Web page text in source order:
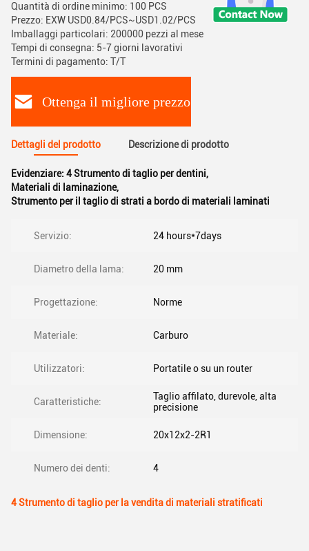
Quantità di ordine minimo: 100 PCS
Prezzo: EXW USD0.84/PCS~USD1.02/PCS
Imballaggi particolari: 200000 pezzi al mese
Tempi di consegna: 5-7 giorni lavorativi
Termini di pagamento: T/T
Ottenga il migliore prezzo
Dettagli del prodotto Descrizione di prodotto
Evidenziare: 4 Strumento di taglio per dentini,
Materiali di laminazione,
Strumento per il taglio di strati a bordo di materiali laminati
Servizio: 24 hours*7days
Diametro della lama: 20 mm
Progettazione: Norme
Materiale: Carburo
Utilizzatori: Portatile o su un router
Caratteristiche:
Taglio affilato, durevole, alta
precisione
Dimensione: 20x12x2-2R1
Numero dei denti: 4
4 Strumento di taglio per la vendita di materiali stratificati